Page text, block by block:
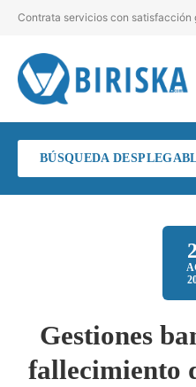
Contrata servicios con satisfacción
BÚSQUEDA
Gestiones
fallecimiento